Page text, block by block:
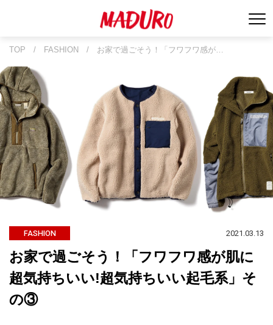
TOP / FASHION / お家で過ごそう！「フワフワ感が…
FASHION 2021.03.13
お家で過ごそう！「フワフワ感が肌に
超気持ちいい!超気持ちいい起毛系」そ
の③